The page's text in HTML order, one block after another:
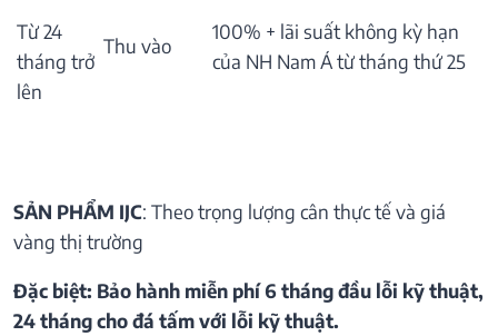
Từ 24
tháng trở
lên
Thu vào
100% + lãi suất không kỳ hạn
của NH Nam Á từ tháng thứ 25
SẢN PHẨM IJC: Theo trọng lượng cân thực tế và giá
vàng thị trường
Đặc biệt: Bảo hành miễn phí 6 tháng đầu lỗi kỹ thuật,
24 tháng cho đá tấm với lỗi kỹ thuật.